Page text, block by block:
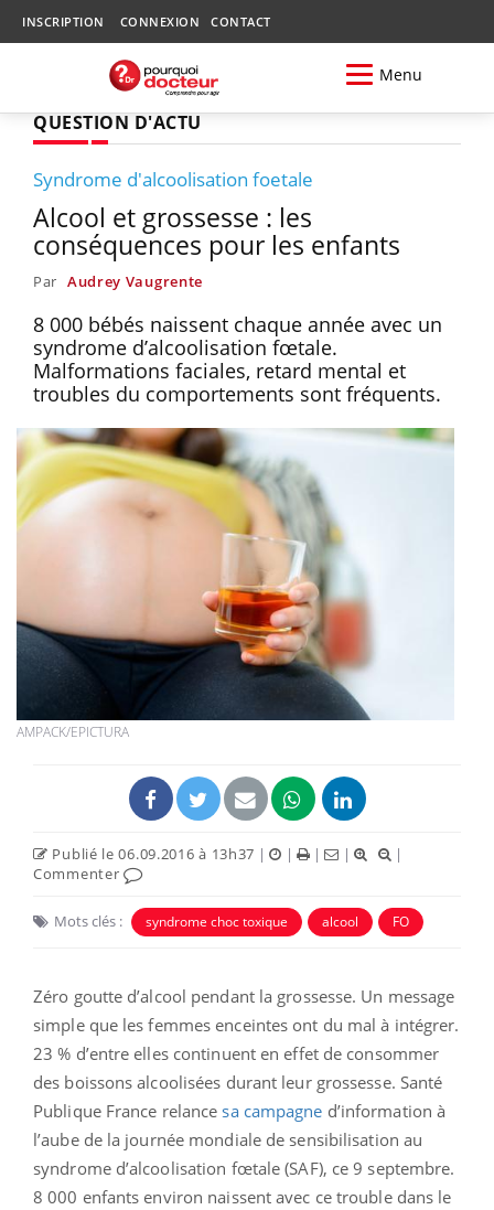
INSCRIPTION CONNEXION CONTACT
Menu
QUESTION D'ACTU
Syndrome d'alcoolisation foetale
Alcool et grossesse : les
conséquences pour les enfants
Par Audrey Vaugrente
8 000 bébés naissent chaque année avec un
syndrome d’alcoolisation fœtale.
Malformations faciales, retard mental et
troubles du comportements sont fréquents.
AMPACK/EPICTURA
Publié le 06.09.2016 à 13h37 | | | |
|
Commenter
Mots clés : syndrome choc toxique alcool FO
Zéro goutte d’alcool pendant la grossesse. Un message
simple que les femmes enceintes ont du mal à intégrer.
23 % d’entre elles continuent en effet de consommer
des boissons alcoolisées durant leur grossesse. Santé
Publique France relancesa campagne d’information à
l’aube de la journée mondiale de sensibilisation au
syndrome d’alcoolisation fœtale (SAF), ce 9 septembre.
8 000 enfants environ naissent avec ce trouble dans le